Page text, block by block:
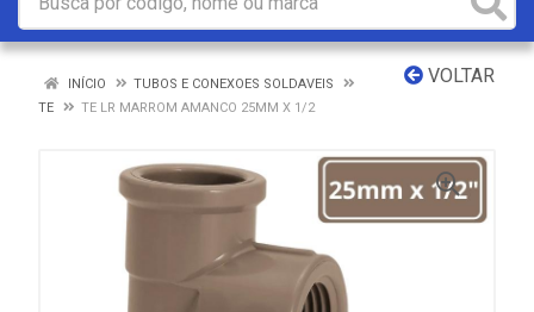
VOLTAR
INÍCIO
TUBOS E CONEXOES SOLDAVEIS
TE
TE LR MARROM AMANCO 25MM X 1/2